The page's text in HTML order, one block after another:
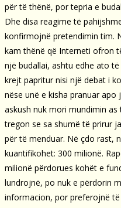
për të thënë, por tepria e
Dhe disa reagime të
konfirmojnë pretendimin tim.
kam thënë që Interneti ofron
një budallai, ashtu edhe ato
krejt papritur nisi një debat i
nëse unë e kisha pranuar
askush nuk mori mundimin
tregon se sa shumë të prirur
për të menduar. Në çdo rast,
kuantifikohet: 300 milionë.
milionë përdorues kohët e
lundrojnë, po nuk e përdorin
informacion, por preferojnë